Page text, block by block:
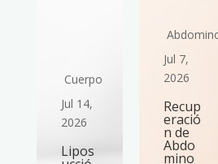
Cuerpo
Jul 14,
2026
Lipos
Jul 7,
2026
Recup
eració
n de
Abdo
mino